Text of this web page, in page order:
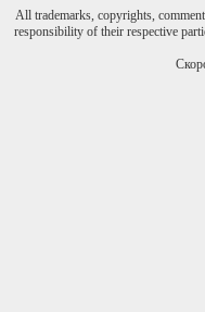
All trademarks, copyrights,
responsibility of their respective